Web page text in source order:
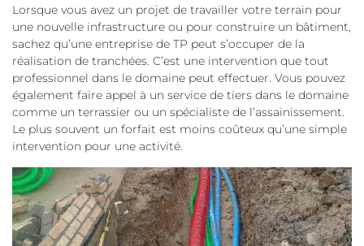
Lorsque vous avez un projet de travailler votre terrain pour
une nouvelle infrastructure ou pour construire un bâtiment,
sachez qu’une entreprise de TP peut s’occuper de la
réalisation de tranchées. C’est une intervention que tout
professionnel dans le domaine peut effectuer. Vous pouvez
également faire appel à un service de tiers dans le domaine
comme un terrassier ou un spécialiste de l’assainissement.
Le plus souvent un forfait est moins coûteux qu’une simple
intervention pour une activité.